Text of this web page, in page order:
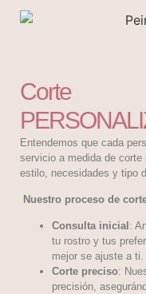
Corte
Entendemos que cada
servicio a medida de corte
estilo, necesidades y tipo
Nuestro proceso de
Consulta inicial :
tu rostro y tus
mejor se ajuste a ti.
Corte preciso:
precisión,